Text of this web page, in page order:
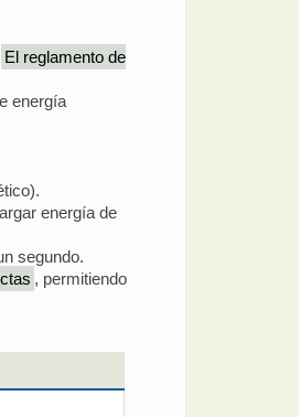
El reglamento de
energía
energía de
segundo.
, permitiendo